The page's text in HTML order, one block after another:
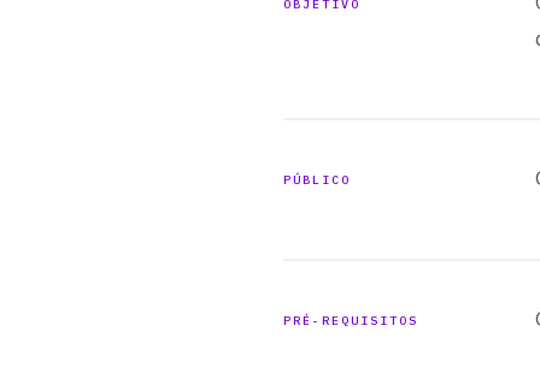
OBJETIVO
PÚBLICO
PRÉ-REQUISITOS